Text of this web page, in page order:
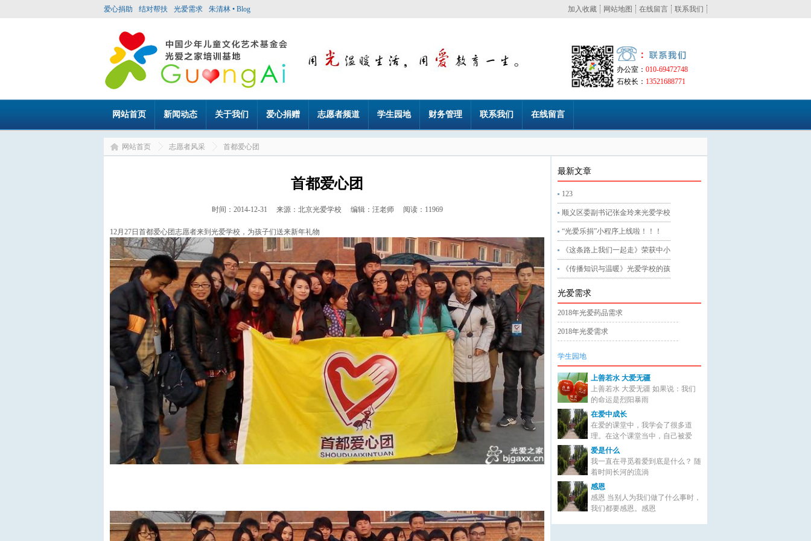
爱心捐助 结对帮扶 光爱需求 朱清林 • Blog 联系我们
在线留言
网站地图
加入收藏
办公室： 010-69472748
石校长： 13521688771
网站首页 新闻动态 关于我们 爱心捐赠 志愿者频道 学生园地 财务管理 联系我们 在线留言
网站首页 志愿者风采 首都爱心团
首都爱心团
时间：2014-12-31 来源：北京光爱学校 编辑：汪老师 阅读：11969
12月27日首都爱心团志愿者来到光爱学校，为孩子们送来新年礼物
最新文章
123
顺义区委副书记张金玲来光爱学校
“光爱乐捐”小程序上线啦！！！
《这条路上我们一起走》荣获中小
《传播知识与温暖》光爱学校的孩
光爱需求
2018年光爱药品需求
2018年光爱需求
学生园地
上善若水 大爱无疆
上善若水 大爱无疆 如果说：我们
的命运是烈阳暴雨
在爱中成长
在爱的课堂中，我学会了很多道
理。在这个课堂当中，自己被爱
爱是什么
我一直在寻觅着爱到底是什么？ 随
着时间长河的流淌
感恩
感恩 当别人为我们做了什么事时，
我们都要感恩。感恩